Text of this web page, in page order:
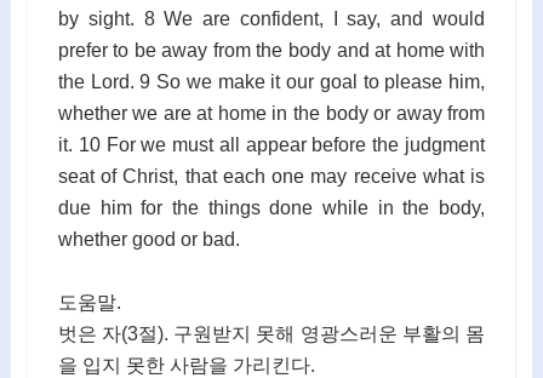
by sight. 8 We are confident, I say, and would
prefer to be away from the body and at home with
the Lord. 9 So we make it our goal to please him,
whether we are at home in the body or away from
it. 10 For we must all appear before the judgment
seat of Christ, that each one may receive what is
due him for the things done while in the body,
whether good or bad.
도움말.
벗은 자(3절). 구원받지 못해 영광스러운 부활의 몸
을 입지 못한 사람을 가리킨다.